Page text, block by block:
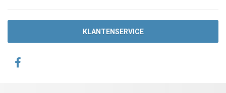
KLANTENSERVICE